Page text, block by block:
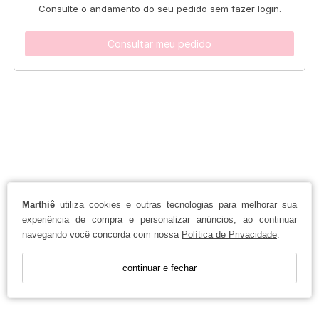
Marthiê utiliza cookies e outras tecnologias para melhorar sua
experiência de compra e personalizar anúncios, ao continuar
navegando você concorda com nossa Política de Privacidade.
continuar e fechar
Consulte o andamento do seu pedido sem fazer login.
Consultar meu pedido